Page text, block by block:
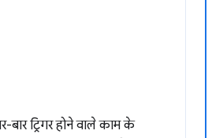
ट्रिगर होने वाले काम के